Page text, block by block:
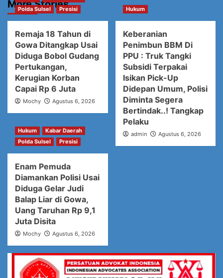
More Stories
Polda Sulsel
Presisi
Remaja 18 Tahun di
Gowa Ditangkap Usai
Diduga Bobol Gudang
Pertukangan,
Kerugian Korban
Capai Rp 6 Juta
Mochy Agustus 6, 2026
Hukum
Keberanian
Penimbun BBM Di
PPU : Truk Tangki
Subsidi Terpakai
Isikan Pick-Up
Didepan Umum, Polisi
Diminta Segera
Bertindak..! Tangkap
Pelaku
admin Agustus 6, 2026
Hukum
Kabar Daerah
Polda Sulsel
Presisi
Enam Pemuda
Diamankan Polisi Usai
Diduga Gelar Judi
Balap Liar di Gowa,
Uang Taruhan Rp 9,1
Juta Disita
Mochy Agustus 6, 2026